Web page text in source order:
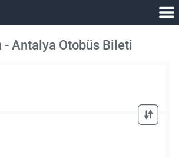
- Antalya Otobüs Bileti